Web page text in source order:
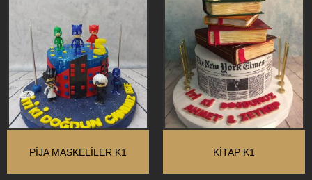
PİJA MASKELİLER K1 KİTAP K1